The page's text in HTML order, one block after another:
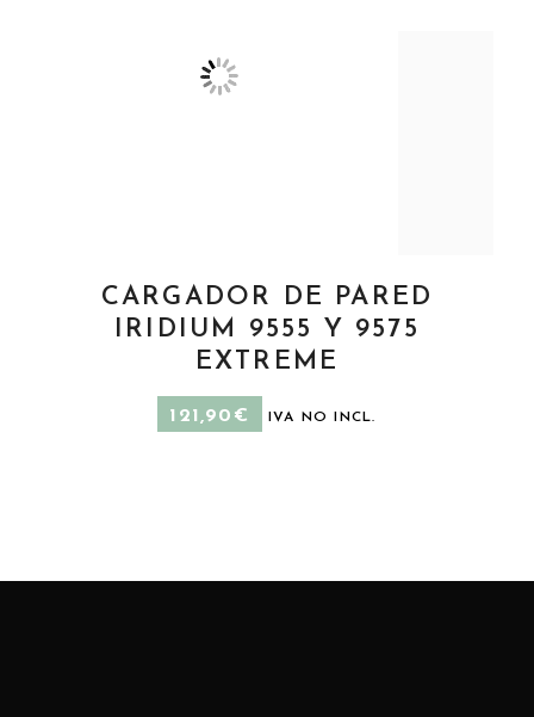
AÑADIR AL CARRITO
CARGADOR DE PARED
IRIDIUM 9555 Y 9575
EXTREME
121,90 € IVA NO INCL.